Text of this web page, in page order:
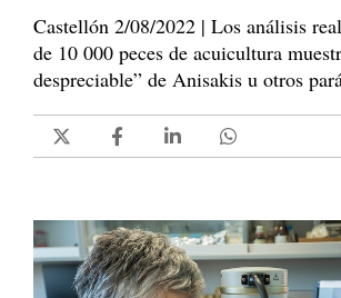
Castellón 2/08/2022 | Los análisis
de 10 000 peces de acuicultura
despreciable” de Anisakis u otros